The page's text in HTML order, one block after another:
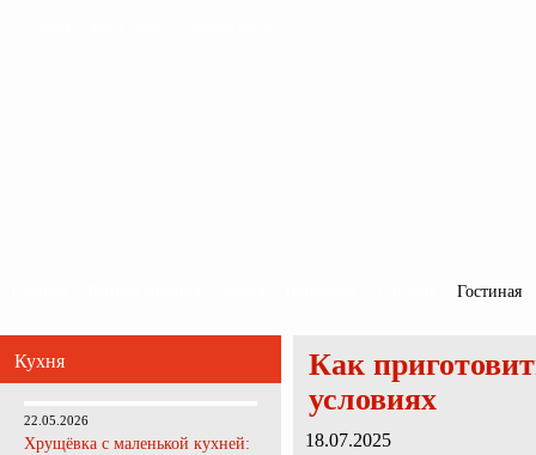
Гостиная
Кухня
22.05.2026
Хрущёвка с маленькой кухней:
Как
условиях
18.07.2025